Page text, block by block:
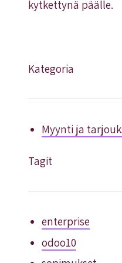
kytkettynä päälle.
Kategoria
Myynti ja
Tagit
enterprise
odoo10